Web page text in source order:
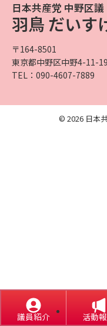
議員紹介 活動
日本共産党 中野区議
羽鳥 だいす
〒164-8501
東京都中野区中野4-11-
TEL：090-4607-7889
© 2026 日本